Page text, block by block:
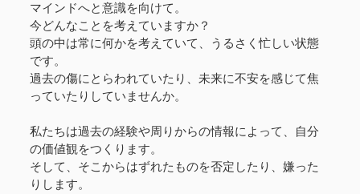
マインドへと意識を向けて。
今どんなことを考えていますか？
頭の中は常に何かを考えていて、うるさく忙しい状態
です。
過去の傷にとらわれていたり、未来に不安を感じて焦
っていたりしていませんか。
私たちは過去の経験や周りからの情報によって、自分
の価値観をつくります。
そして、そこからはずれたものを否定したり、嫌った
りします。